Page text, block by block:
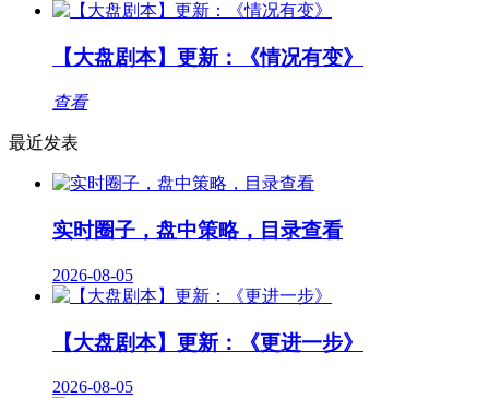
【大盘剧本】更新：《情况有变》
查看
最近发表
实时圈子，盘中策略，目录查看
2026-08-05
【大盘剧本】更新：《更进一步》
2026-08-05